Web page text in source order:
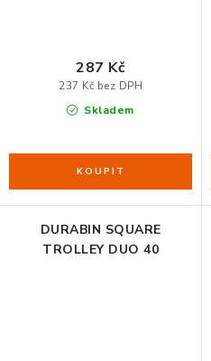
Skladem
237 Kč bez DPH
287 Kč
DURABIN SQUARE
TROLLEY DUO 40